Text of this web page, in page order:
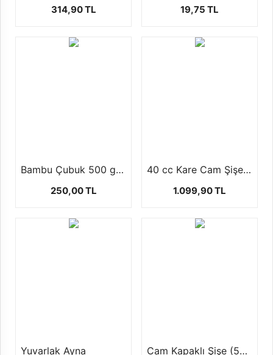
314,90 TL 19,75 TL
Bambu Çubuk 500 gr (450 ad ) 3 mm 23cm
250,00 TL
40 cc Kare Cam Şişe (50-ADET)
1.099,90 TL
Yuvarlak Ayna Cam Kapaklı Şişe (50 Adet )